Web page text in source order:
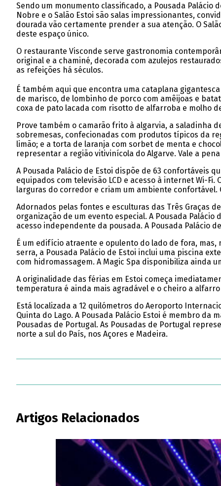
Sendo um monumento classificado, a Pousada Palácio
Nobre e o Salão Estoi são salas impressionantes,
dourada vão certamente prender a sua atenção. O
deste espaço único.
O restaurante Visconde serve gastronomia
original e a chaminé, decorada com azulejos
as refeições há séculos.
É também aqui que encontra uma cataplana
de marisco, de lombinho de porco com amêijoas e
coxa de pato lacada com risotto de alfarroba e molho
Prove também o camarão frito à algarvia, a saladinha
sobremesas, confecionadas com produtos típicos da
limão; e a torta de laranja com sorbet de menta e
representar a região vitivinícola do Algarve. Vale a
A Pousada Palácio de Estoi dispõe de 63 confortáveis
equipados com televisão LCD e acesso à internet Wi-
larguras do corredor e criam um ambiente
Adornados pelas fontes e esculturas das Três Graças
organização de um evento especial. A Pousada
acesso independente da pousada. A Pousada Palácio
É um edifício atraente e opulento do lado de fora,
serra, a Pousada Palácio de Estoi inclui uma piscina
com hidromassagem. A Magic Spa disponibiliza ainda
A originalidade das férias em Estoi começa
temperatura é ainda mais agradável e o cheiro a
Está localizada a 12 quilómetros do Aeroporto
Quinta do Lago. A Pousada Palácio Estoi é membro
Pousadas de Portugal. As Pousadas de Portugal
norte a sul do País, nos Açores e Madeira.
Artigos Relacionados